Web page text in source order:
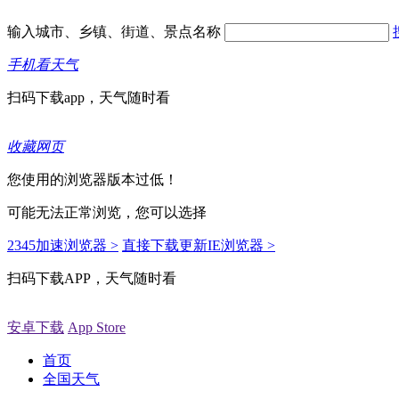
输入城市、乡镇、街道、景点名称
手机看天气
扫码下载app，天气随时看
收藏网页
您使用的浏览器版本过低！
可能无法正常浏览，您可以选择
2345加速浏览器 > 直接下载更新IE浏览器 >
扫码下载APP，天气随时看
安卓下载 App Store
首页
全国天气